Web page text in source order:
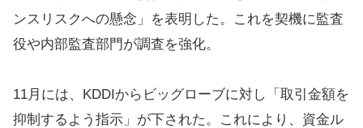
ンスリスクへの懸念」を表明した。これを契機に監査
役や内部監査部門が調査を強化。
11月には、KDDIからビッグローブに対し「取引金額を
抑制するよう指示」が下された。これにより、資金ル